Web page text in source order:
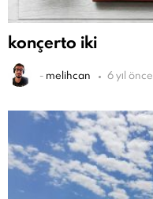
konçerto iki
- melihcan 6 yıl önce